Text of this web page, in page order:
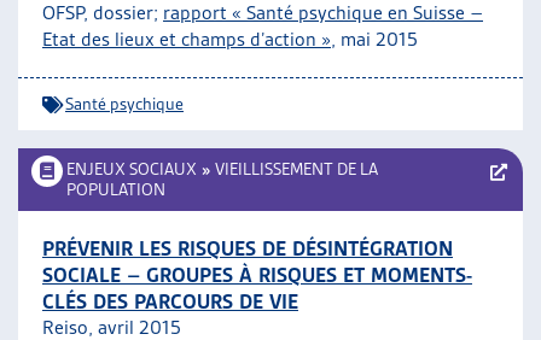
OFSP, dossier; rapport « Santé psychique en Suisse –
Etat des lieux et champs d’action », mai 2015
Santé psychique
ENJEUX SOCIAUX » VIEILLISSEMENT DE LA
POPULATION
PRÉVENIR LES RISQUES DE DÉSINTÉGRATION
SOCIALE – GROUPES À RISQUES ET MOMENTS-
CLÉS DES PARCOURS DE VIE
Reiso, avril 2015